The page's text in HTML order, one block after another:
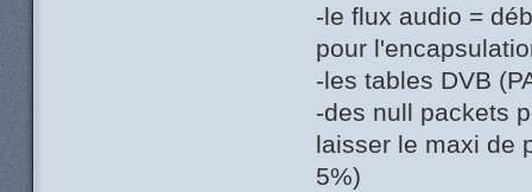
-le flux audio =
pour
-les tables DVB
-des null packets
laisser le maxi de
5%)